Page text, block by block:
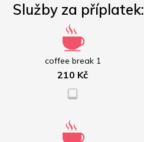
Služby za příplatek:
coffee break 1
210 Kč